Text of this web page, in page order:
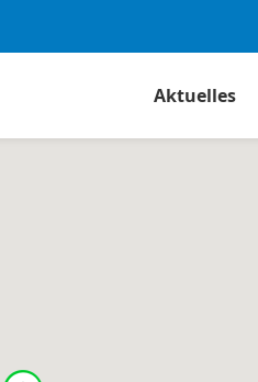
Aktuelles